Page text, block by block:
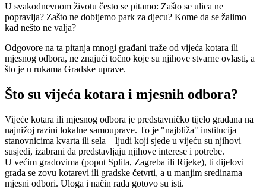
U svakodnevnom životu često se pitamo: Zašto se ulica ne
popravlja? Zašto ne dobijemo park za djecu? Kome da se žalimo
kad nešto ne valja?
Odgovore na ta pitanja mnogi građani traže od vijeća kotara ili
mjesnog odbora, ne znajući točno koje su njihove stvarne ovlasti, a
što je u rukama Gradske uprave.
Što su vijeća kotara i mjesnih odbora?
Vijeće kotara ili mjesnog odbora je predstavničko tijelo građana na
najnižoj razini lokalne samouprave. To je "najbliža" institucija
stanovnicima kvarta ili sela – ljudi koji sjede u vijeću su njihovi
susjedi, izabrani da predstavljaju njihove interese i potrebe.
U većim gradovima (poput Splita, Zagreba ili Rijeke), ti dijelovi
grada se zovu kotarevi ili gradske četvrti, a u manjim sredinama –
mjesni odbori. Uloga i način rada gotovo su isti.